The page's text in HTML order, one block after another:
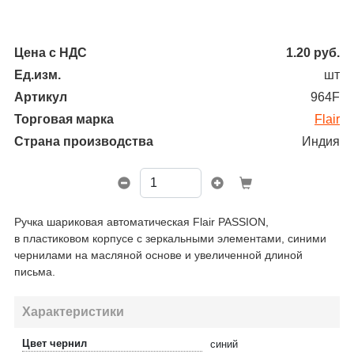
Цена с НДС 1.20 руб.
Ед.изм.
шт
Артикул
964F
Торговая марка
Flair
Страна производства
Индия
Ручка шариковая автоматическая Flair PASSION,
в пластиковом корпусе с зеркальными элементами, синими
чернилами на масляной основе и увеличенной длиной
письма.
Характеристики
Цвет чернил синий